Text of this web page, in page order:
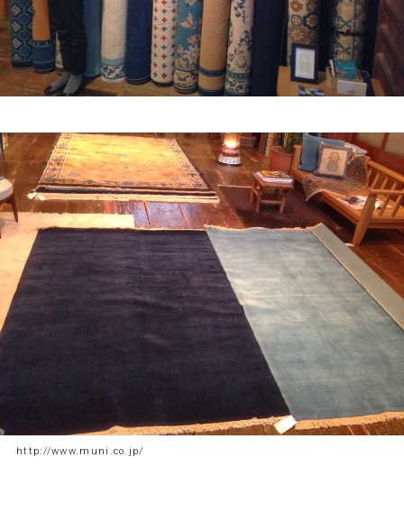
http://www.muni.co.jp/